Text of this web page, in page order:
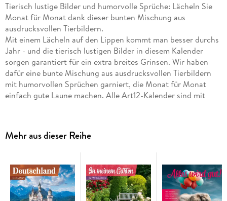
Tierisch lustige Bilder und humorvolle Sprüche: Lächeln Sie
Monat für Monat dank dieser bunten Mischung aus
ausdrucksvollen Tierbildern.
Mit einem Lächeln auf den Lippen kommt man besser durchs
Jahr - und die tierisch lustigen Bilder in diesem Kalender
sorgen garantiert für ein extra breites Grinsen. Wir haben
dafür eine bunte Mischung aus ausdrucksvollen Tierbildern
mit humorvollen Sprüchen garniert, die Monat für Monat
einfach gute Laune machen. Alle Art12-Kalender sind mit
(aufgeklappt 30x60 cm)
Kalendarium mitPlatz für Notizen, inklusive Jahresplaner
Auf Papier ausnachhaltiger Forstwirtschaftin
Mehr aus dieser Reihe